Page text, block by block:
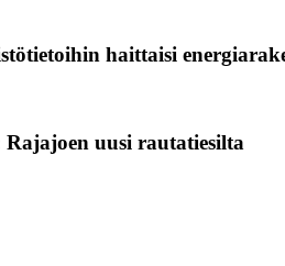
haittaisi
Rajajoen uusi rautatiesilta